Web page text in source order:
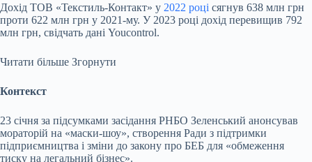
Дохід ТОВ «Текстиль-Контакт» у 2022 році сягнув 638 млн грн
проти 622 млн грн у 2021-му. У 2023 році дохід перевищив 792
млн грн, свідчать дані Youcontrol.
Читати більше Згорнути
Контекст
23 січня за підсумками засідання РНБО Зеленський анонсував
мораторій на «маски-шоу», створення Ради з підтримки
підприємництва і зміни до закону про БЕБ для «обмеження
тиску на легальний бізнес».